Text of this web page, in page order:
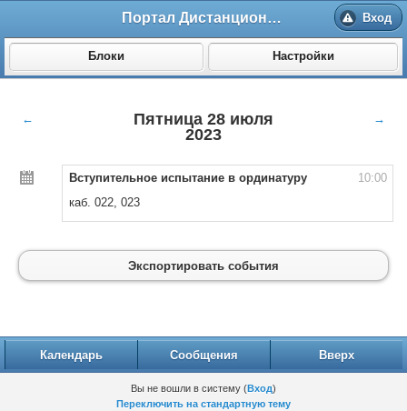
Портал Дистанционного обучения ВолгГМУ Вход
Блоки Настройки
←
Пятница 28 июля
2023
→
Вступительное испытание в ординатуру
10:00
каб. 022, 023
Экспортировать события
Календарь Сообщения Вверх
Вы не вошли в систему (Вход)
Переключить на стандартную тему